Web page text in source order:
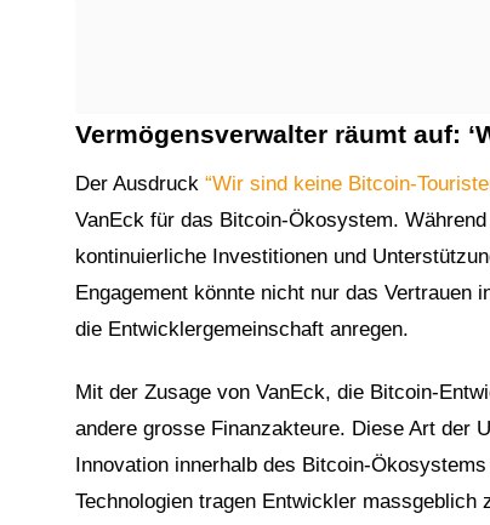
Vermögensverwalter räumt auf:
Der Ausdruck “Wir sind keine Bitcoin-
VanEck für das Bitcoin-Ökosystem.
kontinuierliche Investitionen und
Engagement könnte nicht nur das
die Entwicklergemeinschaft anregen.
Mit der Zusage von VanEck, die Bitcoin-
andere grosse Finanzakteure. Diese Art der
Innovation innerhalb des Bitcoin-
Technologien tragen Entwickler